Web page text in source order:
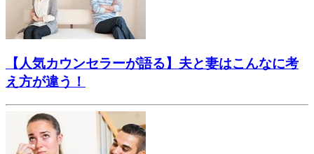
【人気カウンセラーが語る】夫と妻はこんなに考
え方が違う！